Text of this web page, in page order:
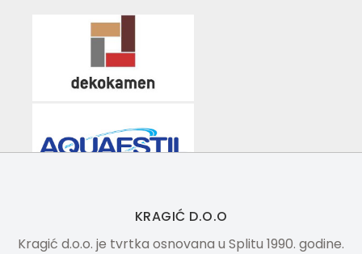
KRAGIĆ D.O.O
Kragić d.o.o. je tvrtka osnovana u Splitu 1990. godine.